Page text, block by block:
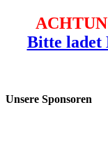
Bitte ladet
Unsere Sponsoren